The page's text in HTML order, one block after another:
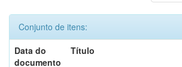
Conjunto de itens:
Data do
documento
Título